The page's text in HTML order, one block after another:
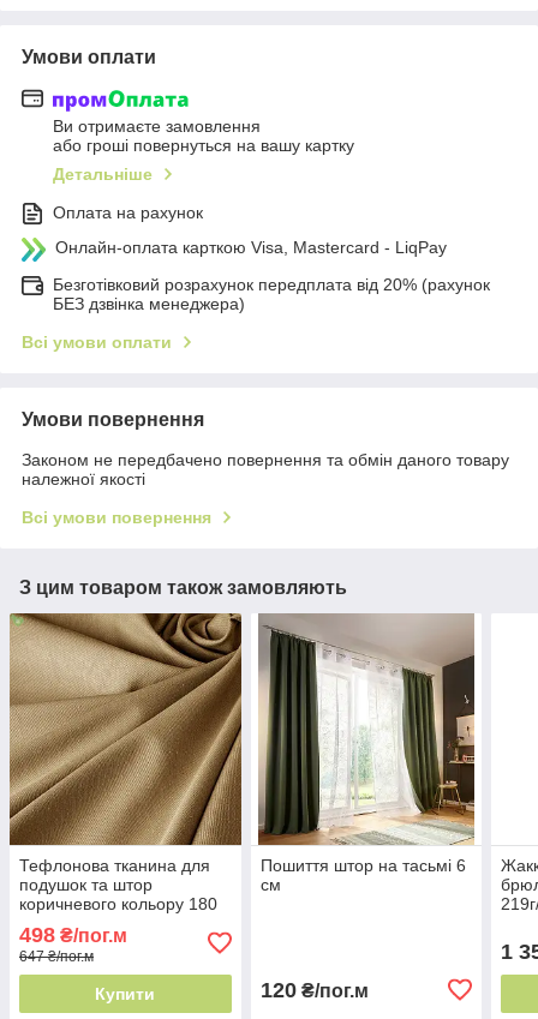
Умови оплати
Ви отримаєте замовлення
або гроші повернуться на вашу картку
Детальніше
Оплата на рахунок
Онлайн-оплата карткою Visa, Mastercard - LiqPay
Безготівковий розрахунок передплата від 20% (рахунок
БЕЗ дзвінка менеджера)
Всі умови оплати
Умови повернення
Законом не передбачено повернення та обмін даного товару
належної якості
Всі умови повернення
З цим товаром також замовляють
Тефлонова тканина для
подушок та штор
коричневого кольору 180
прання
498 ₴/пог.м
647 ₴/пог.м
Купити
Пошиття штор на тасьмі 6
см
120₴/пог.м
1